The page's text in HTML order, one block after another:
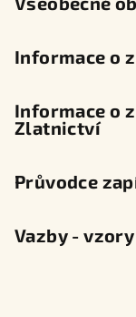
Informace o
Informace o
Zlatnictví
Průvodce
Vazby -